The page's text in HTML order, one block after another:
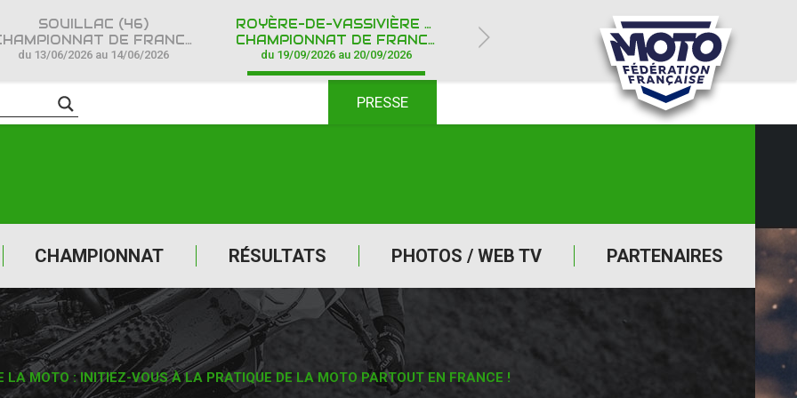
CHAMPIONNAT RÉSULTATS PHOTOS / WEB TV PARTENAIRES
PRESSE
SOUILLAC (46)
DE FRANCE CROSS COUNTRY IPONE
du 13/06/2026 au 14/06/2026
ROYÈRE-DE-VASSIVIÈRE (23)
CHAMPIONNAT DE FRANCE CROSS COUNTRY IPONE
du 19/09/2026 au 20/09/2026
LA MOTO : INITIEZ-VOUS À LA PRATIQUE DE LA MOTO PARTOUT EN FRANCE !